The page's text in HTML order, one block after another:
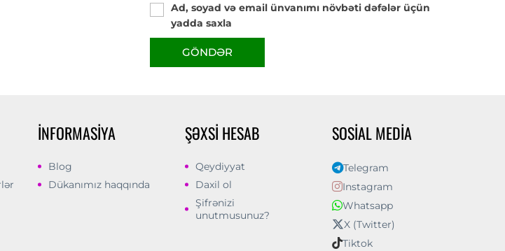
Ad, soyad və email ünvanımı növbəti dəfələr üçün
yadda saxla
GÖNDƏR
İNFORMASIYA
Blog
Dükanımız haqqında
ŞƏXSI HESAB
Qeydiyyat
Daxil ol
Şifrənizi
unutmusunuz?
SOSIAL MEDIA
Telegram
Instagram
Whatsapp
X (Twitter)
Tiktok